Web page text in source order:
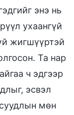
энэ нь
ухаангүй
жигшүүртэй
Та нар
ч эдгээр
эсвэл
мөн